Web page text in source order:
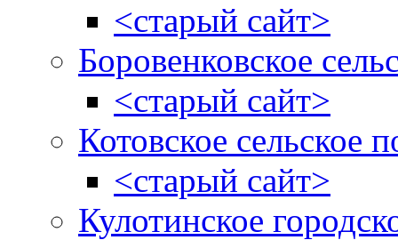
<старый сайт>
Боровенковское
<старый сайт>
Котовское сельское
<старый сайт>
Кулотинское